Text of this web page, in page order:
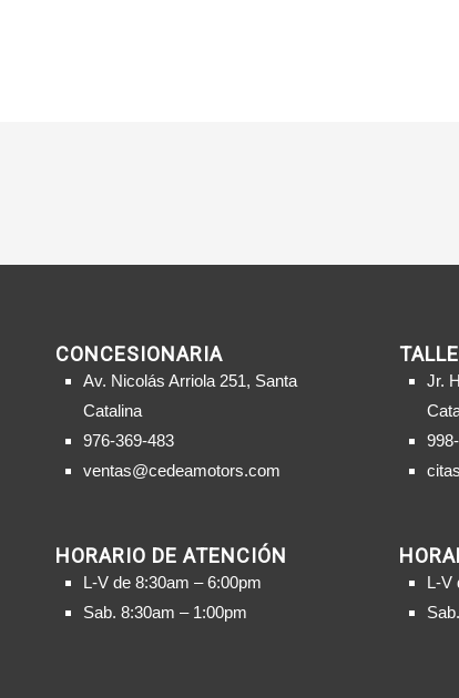
CONCESIONARIA
Av. Nicolás Arriola 251, Santa
Catalina
976-369-483
ventas@cedeamotors.com
HORARIO DE ATENCIÓN
L-V de 8:30am – 6:00pm
Sab. 8:30am – 1:00pm
Jr.
L-V